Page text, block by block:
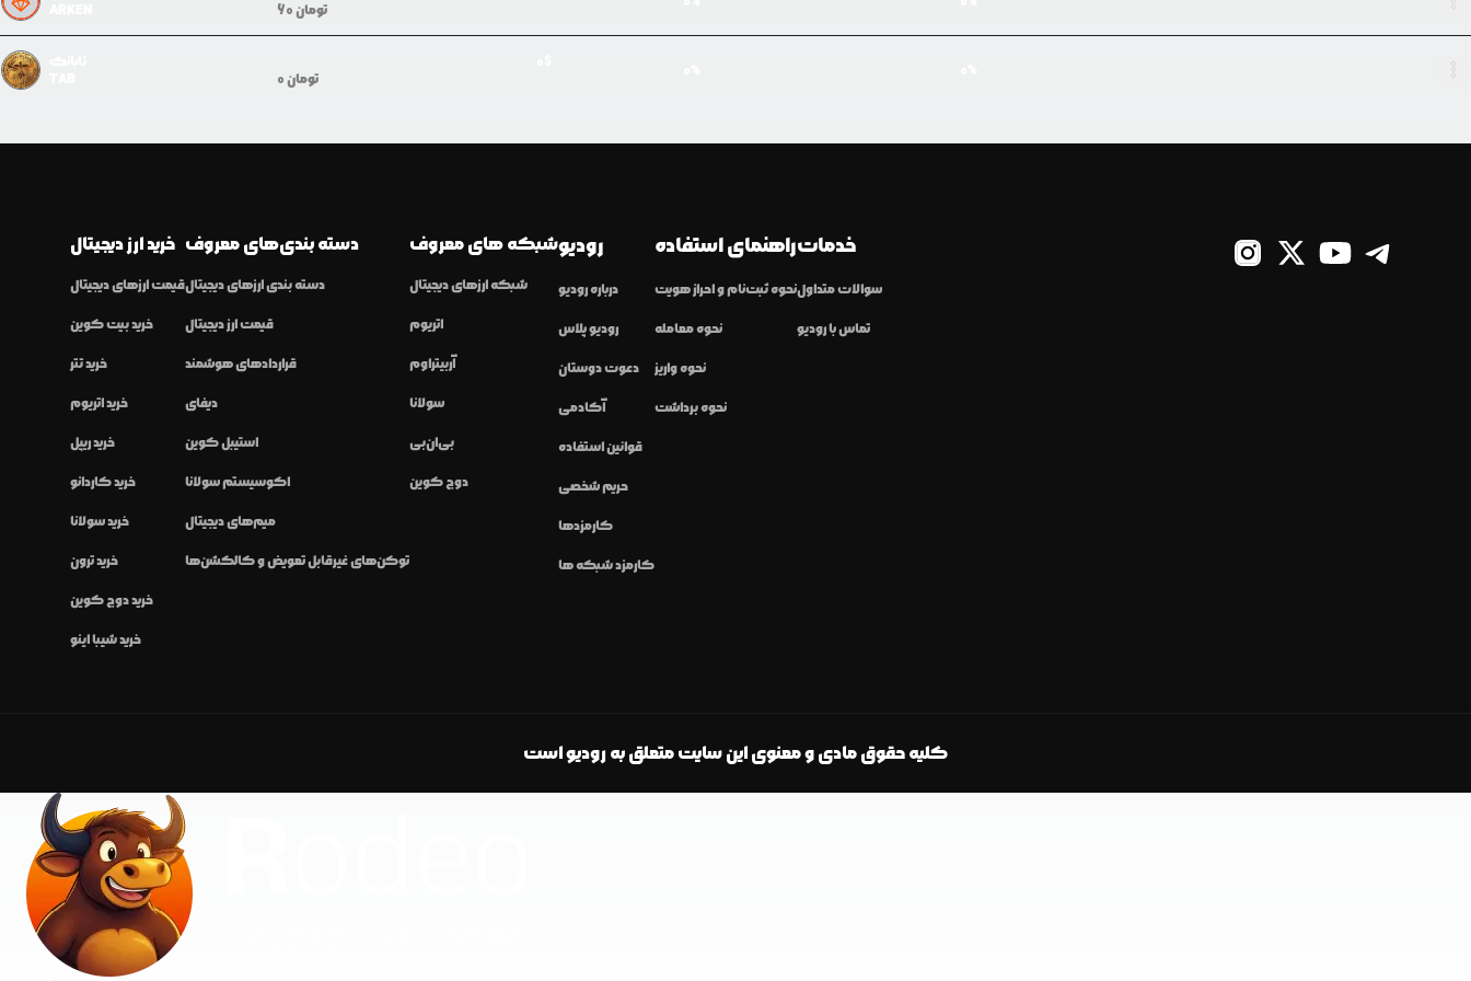
تومان60
تومان0
خرید ارز دیجیتال
قیمت ارزهای دیجیتال
خرید بیت کوین
خرید تتر
خرید اتریوم
خرید ریپل
خرید کاردانو
خرید سولانا
خرید ترون
خرید دوج کوین
خرید شیبا اینو
دسته بندی‌های معروف
دسته بندی ارزهای دیجیتال
قیمت ارز دیجیتال
قراردادهای هوشمند
دیفای
استیبل کوین
اکوسیستم سولانا
میم‌های دیجیتال
توکن‌های غیرقابل تعویض و کالکشن‌ها
شبکه های معروف
شبکه ارزهای دیجیتال
اتریوم
آربیتراوم
سولانا
بی‌ان‌بی
دوج کوین
رودیو
درباره رودیو
رودیو پلاس
دعوت دوستان
آکادمی
قوانین استفاده
حریم شخصی
کارمزدها
کارمزد شبکه ها
راهنمای استفاده
نحوه ثبت‌نام و احراز هویت
نحوه معامله
نحوه واریز
نحوه برداشت
خدمات
سوالات متداول
تماس با رودیو
کلیه حقوق مادی و معنوی این سایت متعلق به رودیو است